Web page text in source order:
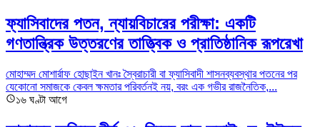
ফ্যাসিবাদের পতন, ন্যায়বিচারের পরীক্ষা: একটি
গণতান্ত্রিক উত্তরণের তাত্ত্বিক ও প্রাতিষ্ঠানিক রূপরেখা
মোহাম্মদ মোশার্রাফ হোছাইন খানঃ স্বৈরাচারী বা ফ্যাসিবাদী শাসনব্যবস্থার পতনের পর
যেকোনো সমাজকে কেবল ক্ষমতার পরিবর্তনই নয়, বরং এক গভীর রাজনৈতিক,...
১৬ ঘণ্টা আগে